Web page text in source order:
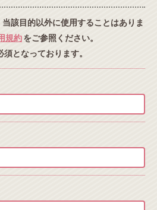
該目的以外に使用することはありま
規約をご参照ください。
となっております。